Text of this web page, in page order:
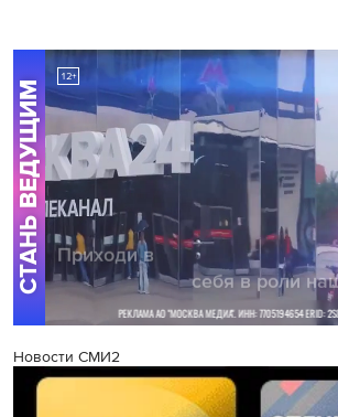
Новости СМИ2